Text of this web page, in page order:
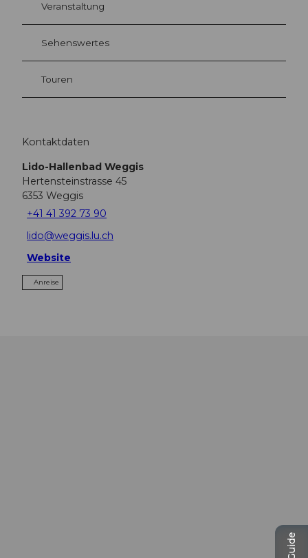
Veranstaltung
Sehenswertes
Touren
Kontaktdaten
Lido-Hallenbad Weggis
Hertensteinstrasse 45
6353 Weggis
+41 41 392 73 90
lido@weggis.lu.ch
Website
Anreise